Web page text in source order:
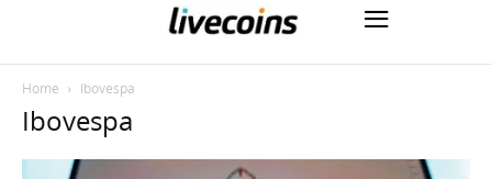
Home Ibovespa
Ibovespa